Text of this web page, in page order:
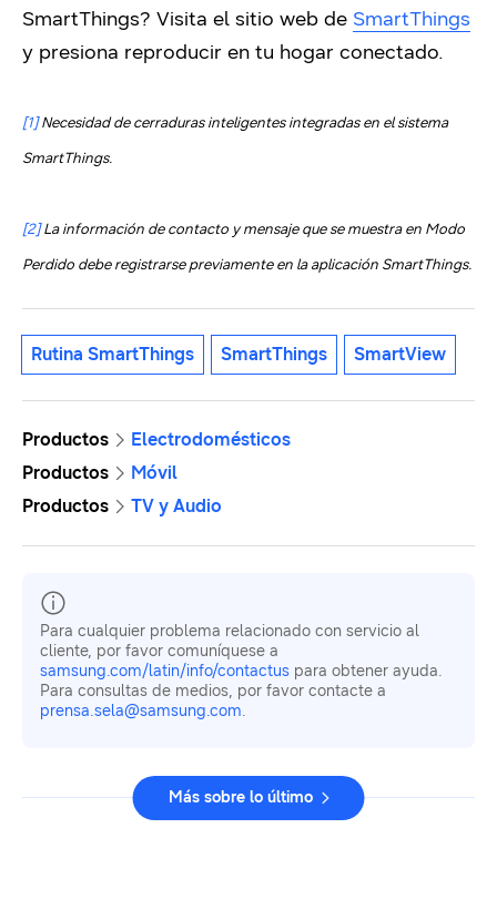
SmartThings? Visita el sitio web de SmartThings
y presiona reproducir en tu hogar conectado.
[1]Necesidad de cerraduras inteligentes integradas en el sistema
SmartThings.
[2]La información de contacto y mensaje que se muestra en Modo
Perdido debe registrarse previamente en la aplicación SmartThings.
Rutina SmartThings SmartThings SmartView
Productos
Electrodomésticos
Productos
Móvil
Productos
TV y Audio
Para cualquier problema relacionado con servicio al
cliente, por favor comuníquese a
samsung.com/latin/info/contactus para obtener ayuda.
Para consultas de medios, por favor contacte a
prensa.sela@samsung.com.
Más sobre lo último